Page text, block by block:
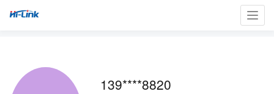
139****8820